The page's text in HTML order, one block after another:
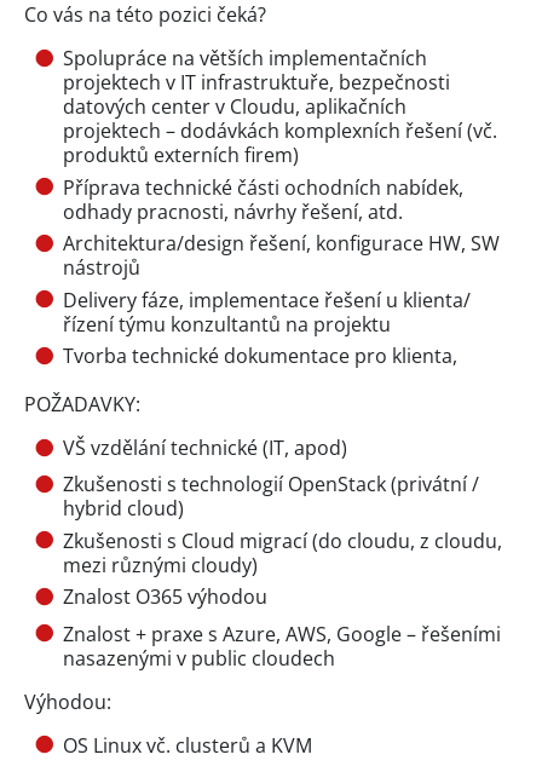
Co vás na této pozici čeká?
Spolupráce na větších implementačních
projektech v IT infrastruktuře, bezpečnosti
datových center v Cloudu, aplikačních
projektech – dodávkách komplexních řešení (vč.
produktů externích firem)
Příprava technické části ochodních nabídek,
odhady pracnosti, návrhy řešení, atd.
Architektura/design řešení, konfigurace HW, SW
nástrojů
Delivery fáze, implementace řešení u klienta/
řízení týmu konzultantů na projektu
Tvorba technické dokumentace pro klienta,
POŽADAVKY:
VŠ vzdělání technické (IT, apod)
Zkušenosti s technologií OpenStack (privátní /
hybrid cloud)
Zkušenosti s Cloud migrací (do cloudu, z cloudu,
mezi různými cloudy)
Znalost O365 výhodou
Znalost + praxe s Azure, AWS, Google – řešeními
nasazenými v public cloudech
Výhodou:
OS Linux vč. clusterů a KVM